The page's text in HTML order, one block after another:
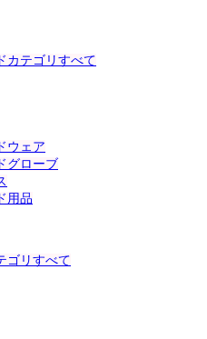
カテゴリすべて
ウェア
グローブ
用品
ゴリすべて